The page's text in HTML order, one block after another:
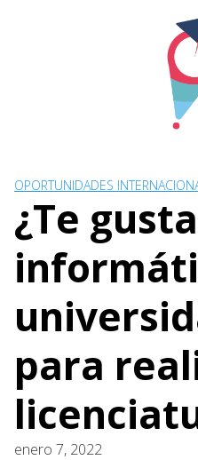
OPORTUNIDADES
¿Te
para
enero 7, 2022